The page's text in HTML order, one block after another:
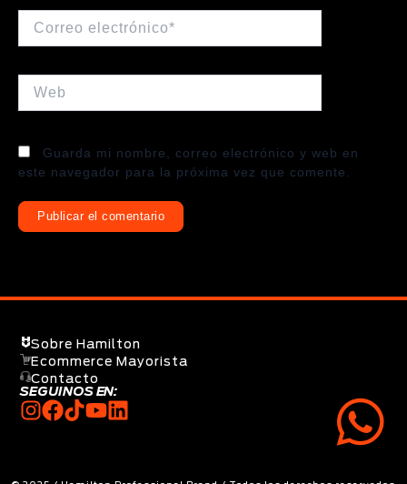
electrónico*
Guarda mi nombre, correo electrónico y web en
este navegador para la próxima vez que comente.
Sobre Hamilton
Ecommerce Mayorista
Contacto
SEGUINOS EN: